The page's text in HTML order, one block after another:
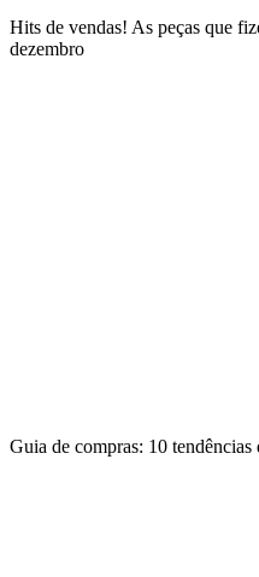
Hits de vendas! As peças que
dezembro
Guia de compras: 10